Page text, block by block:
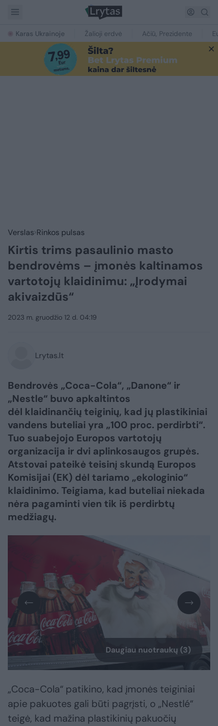
Karas Ukrainoje Žalioji erdvė Ačiū, Prezidente
Verslas Rinkos pulsas
Kirtis trims pasaulinio masto
bendrovėms – įmonės kaltinamos
vartotojų klaidinimu: „Įrodymai
akivaizdūs“
2023 m. gruodžio 12 d. 04:19
Lrytas.lt
Bendrovės „Coca-Cola“, „Danone“ ir
„Nestle“ buvo apkaltintos
dėl klaidinančių teiginių, kad jų plastikiniai
vandens buteliai yra „100 proc. perdirbti“.
Tuo suabejojo Europos vartotojų
organizacija ir dvi aplinkosaugos grupės.
Atstovai pateikė teisinį skundą Europos
Komisijai (EK) dėl tariamo „ekologinio“
klaidinimo. Teigiama, kad buteliai niekada
nėra pagaminti vien tik iš perdirbtų
medžiagų.
Daugiau nuotraukų (3)
„Coca-Cola“ patikino, kad įmonės teiginiai
apie pakuotes gali būti pagrįsti, o „Nestlé“
teigė, kad mažina plastikinių pakuočių